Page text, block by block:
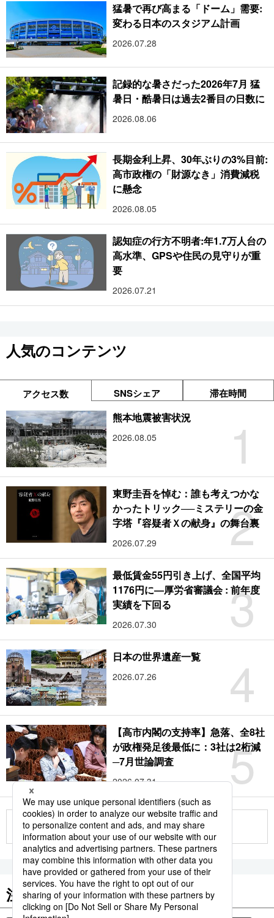
猛暑で再び高まる「ドーム」需要:
変わる日本のスタジアム計画
2026.07.28
記録的な暑さだった2026年7月 猛
暑日・酷暑日は過去2番目の日数に
2026.08.06
長期金利上昇、30年ぶりの3%目前:
高市政権の「財源なき」消費減税
に懸念
2026.08.05
認知症の行方不明者:年1.7万人台の
高水準、GPSや住民の見守りが重
要
2026.07.21
人気のコンテンツ
アクセス数 SNSシェア 滞在時間
1
熊本地震被害状況
2026.08.05
2
東野圭吾を悼む：誰も考えつかな
かったトリック──ミステリーの金
字塔『容疑者Ｘの献身』の舞台裏
2026.07.29
3
最低賃金55円引き上げ、全国平均
1176円に―厚労省審議会 : 前年度
実績を下回る
2026.07.30
4
日本の世界遺産一覧
2026.07.26
5
【高市内閣の支持率】急落、全8社
が政権発足後最低に：3社は2桁減
─7月世論調査
2026.07.31
もっと見る
注目のキーワード